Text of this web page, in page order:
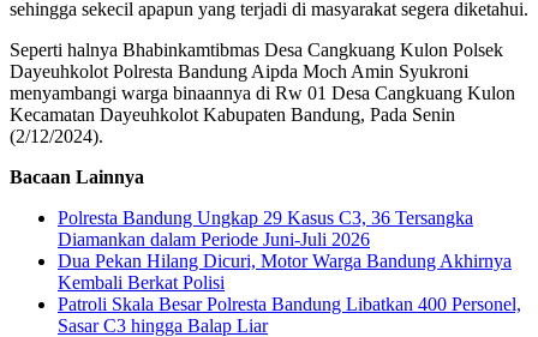
sehingga sekecil apapun yang terjadi di masyarakat segera diketahui.
Seperti halnya Bhabinkamtibmas Desa Cangkuang Kulon Polsek
Dayeuhkolot Polresta Bandung Aipda Moch Amin Syukroni
menyambangi warga binaannya di Rw 01 Desa Cangkuang Kulon
Kecamatan Dayeuhkolot Kabupaten Bandung, Pada Senin
(2/12/2024).
Bacaan Lainnya
Polresta Bandung Ungkap 29 Kasus C3, 36 Tersangka
Diamankan dalam Periode Juni-Juli 2026
Dua Pekan Hilang Dicuri, Motor Warga Bandung Akhirnya
Kembali Berkat Polisi
Patroli Skala Besar Polresta Bandung Libatkan 400 Personel,
Sasar C3 hingga Balap Liar